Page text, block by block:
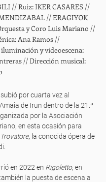
// Ruiz: IKER CASARES //
// ERAGIYOK
y Coro Luis Mariano //
Ana Ramos //
y videoescena:
// Dirección musical:
subió por cuarta vez al
de Irun dentro de la 21.ª
por la Asociación
en esta ocasión para
, la conocida ópera de
en 2022 en Rigoletto, en
la puesta de escena a